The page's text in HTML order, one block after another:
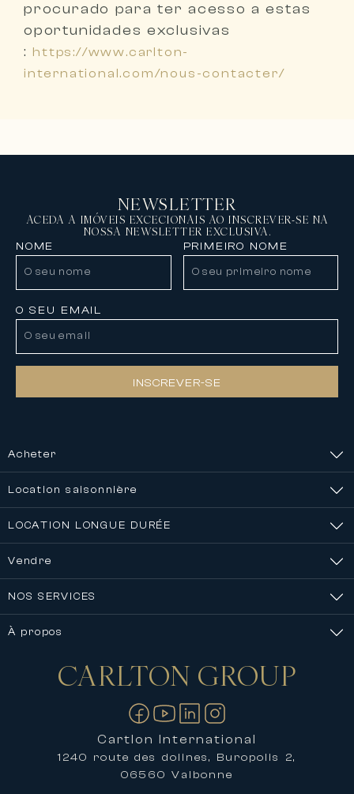
procurado para ter acesso a estas
oportunidades exclusivas
:
https://www.carlton-
international.com/nous-contacter/
NEWSLETTER
ACEDA A IMÓVEIS EXCECIONAIS AO INSCREVER-SE NA
NOSSA NEWSLETTER EXCLUSIVA.
NOME PRIMEIRO NOME
O SEU EMAIL
INSCREVER-SE
Acheter
Location saisonnière
LOCATION LONGUE DURÉE
Vendre
NOS SERVICES
À propos
Nous contacterCARLTON GROUP
Cartlon International
1240 route des dolines, Buropolis 2,
06560 Valbonne